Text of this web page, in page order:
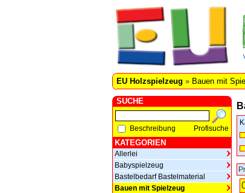
EU Holzspielzeug » Bauen mit
SUCHE
Beschreibung Profisuche
KATEGORIEN
Allerlei
Babyspielzeug
Bastelbedarf Bastelmaterial
Bauen mit Spielzeug